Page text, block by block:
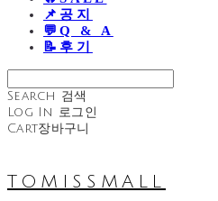
📌공지
💬Q & A
📝후기
Search 검색
Log In
로그인
Cart장바구니
TOMISSMALL